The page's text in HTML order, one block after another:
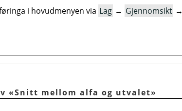
i hovudmenyen via Lag → Gjennomsikt →
«Snitt mellom alfa og utvalet»